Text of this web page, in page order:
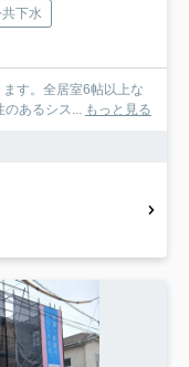
下水
す。全居室6帖以上な
のあるシス... もっと見る